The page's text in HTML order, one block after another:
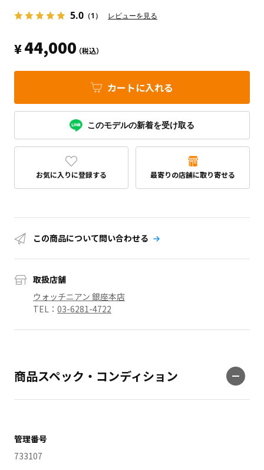
5.0 （1） レビューを見る
¥44,000（税込）
カートに入れる
このモデルの新着を受け取る
お気に入りに登録する 最寄りの店舗に取り寄せる
この商品について問い合わせる
取扱店舗
ウォッチニアン 銀座本店
TEL： 03-6281-4722
商品スペック・コンディション
管理番号
733107